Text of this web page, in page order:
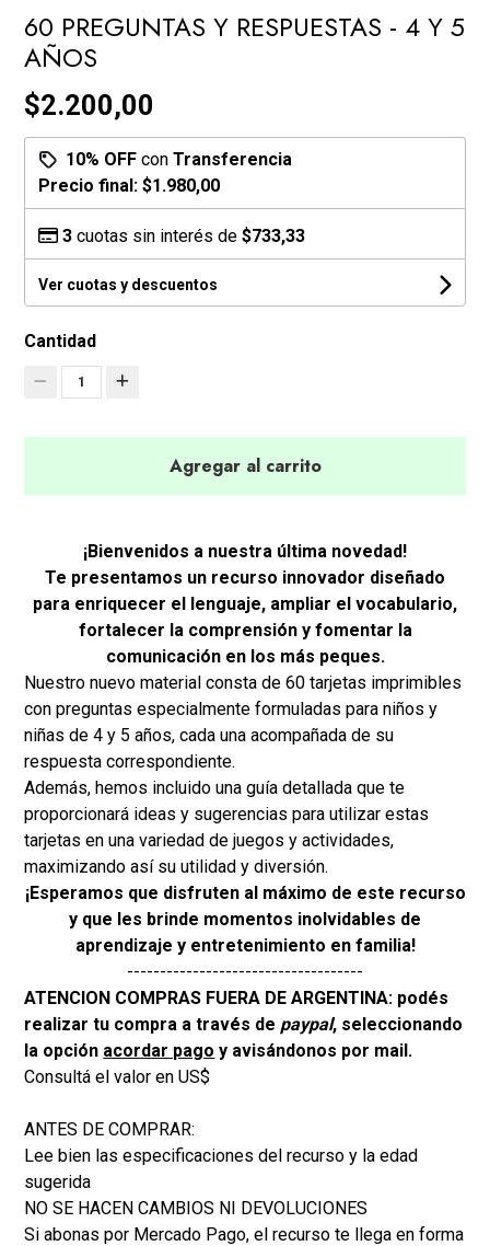
60 PREGUNTAS Y RESPUESTAS - 4 Y 5
AÑOS
$2.200,00
10% OFF conTransferencia
Precio final:$1.980,00
3 cuotas sin interés de$733,33
Ver cuotas y descuentos
Cantidad
1
Agregar al carrito
¡Bienvenidos a nuestra última novedad!
Te presentamos un recurso innovador diseñado
para enriquecer el lenguaje, ampliar el vocabulario,
fortalecer la comprensión y fomentar la
comunicación en los más peques.
Nuestro nuevo material consta de 60 tarjetas imprimibles
con preguntas especialmente formuladas para niños y
niñas de 4 y 5 años, cada una acompañada de su
respuesta correspondiente.
Además, hemos incluido una guía detallada que te
proporcionará ideas y sugerencias para utilizar estas
tarjetas en una variedad de juegos y actividades,
maximizando así su utilidad y diversión.
¡Esperamos que disfruten al máximo de este recurso
y que les brinde momentos inolvidables de
aprendizaje y entretenimiento en familia!
------------------------------------
ATENCION COMPRAS FUERA DE ARGENTINA: podés
realizar tu compra a través de paypal, seleccionando
la opción acordar pago y avisándonos por mail.
Consultá el valor en US$
ANTES DE COMPRAR:
Lee bien las especificaciones del recurso y la edad
sugerida
NO SE HACEN CAMBIOS NI DEVOLUCIONES
Si abonas por Mercado Pago, el recurso te llega en forma